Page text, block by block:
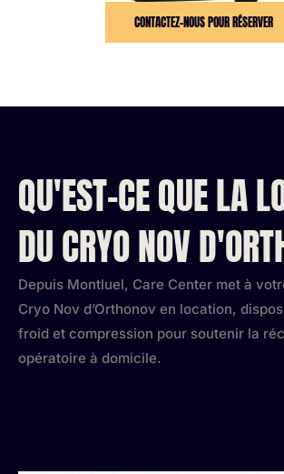
CONTACTEZ-NOUS POUR RÉSERVER
QU'EST-CE QUE LA
DU CRYO NOV
Depuis Montluel, Care Center met à
Cryo Nov d’Orthonov en location,
froid et compression pour soutenir la
opératoire à domicile.